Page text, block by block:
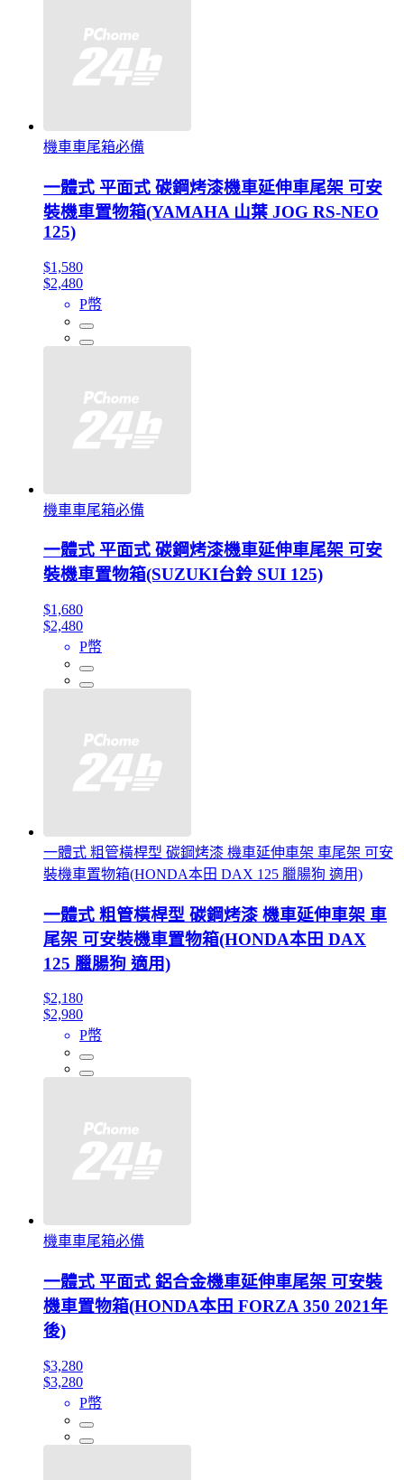
機車車尾箱必備
一體式 平面式 碳鋼烤漆機車延伸車尾架 可安
裝機車置物箱(YAMAHA 山葉 JOG RS-NEO
125)
$1,580
$2,480
P幣
機車車尾箱必備
一體式 平面式 碳鋼烤漆機車延伸車尾架 可安
裝機車置物箱(SUZUKI台鈴 SUI 125)
$1,680
$2,480
P幣
一體式 粗管橫桿型 碳鋼烤漆 機車延伸車架 車尾架 可安
裝機車置物箱(HONDA本田 DAX 125 臘腸狗 適用)
一體式 粗管橫桿型 碳鋼烤漆 機車延伸車架 車
尾架 可安裝機車置物箱(HONDA本田 DAX
125 臘腸狗 適用)
$2,180
$2,980
P幣
機車車尾箱必備
一體式 平面式 鋁合金機車延伸車尾架 可安裝
機車置物箱(HONDA本田 FORZA 350 2021年
後)
$3,280
$3,280
P幣